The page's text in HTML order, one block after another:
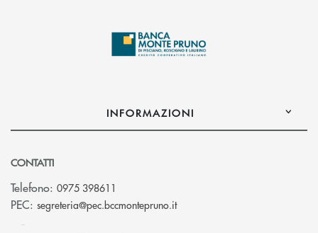
INFORMAZIONI
CONTATTI
Telefono: 0975 398611
PEC: segreteria@pec.bccmontepruno.it(si apre l’app di posta